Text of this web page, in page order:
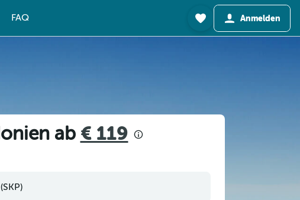
FAQ Anmelden
ab € 119